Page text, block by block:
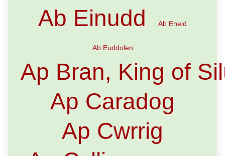
Ab Einudd Ab Eneid
Ab Euddolen
Ap Bran, King of
Ap Caradog
Ap Cwrrig